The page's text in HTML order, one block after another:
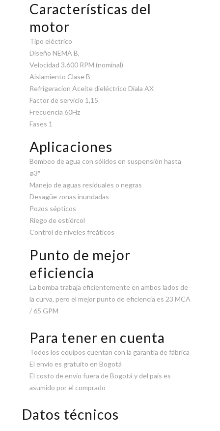
Características del
motor
Tipo eléctrico
Diseño NEMA B,
Velocidad 3.600 RPM (nominal)
Aislamiento Clase B
Refrigeracion Aceite dieléctrico Diala AX
Factor de servicio 1,15
Frecuencia 60Hz
Fases 1
Aplicaciones
Bombeo de agua con sólidos en suspensión hasta
ø3″
Manejo de aguas residuales o negras
Desagüe zonas inundadas
Pozos sépticos
Riego de estiércol
Control de niveles freáticos
Punto de mejor
eficiencia
La bomba trabaja eficientemente en ambos lados de
la curva, pero el mejor punto de eficiencia es 23 MCA
/ 65 GPM
Para tener en cuenta
Todos los equipos cuentan con la garantía de fábrica
El envío es gratuito en Bogotá
El costo de envío fuera de Bogotá y del país es
asumido por el comprado
Datos técnicos